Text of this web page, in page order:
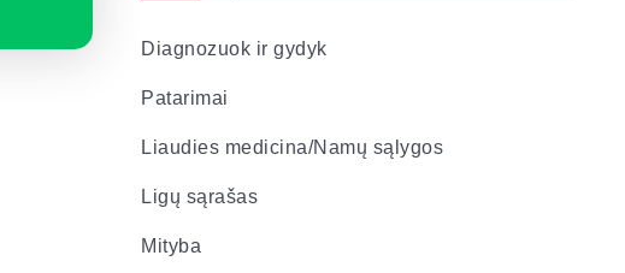
Diagnozuok ir gydyk
Patarimai
Liaudies medicina/Namų sąlygos
Ligų sąrašas
Mityba